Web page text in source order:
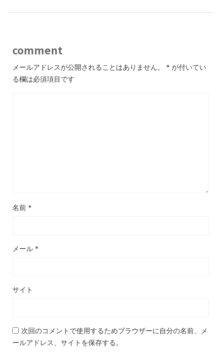
comment
メールアドレスが公開されることはありません。 * が付いてい
る欄は必須項目です
名前 *
メール *
サイト
次回のコメントで使用するためブラウザーに自分の名前、メ
ールアドレス、サイトを保存する。